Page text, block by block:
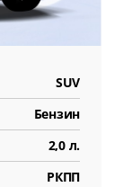
SUV
Бензин
2,0 л.
РКПП